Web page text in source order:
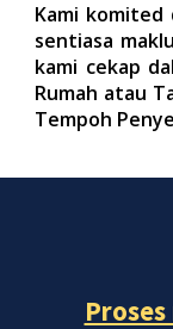
Kami komited
sentiasa
kami cekap
Rumah atau
Tempoh